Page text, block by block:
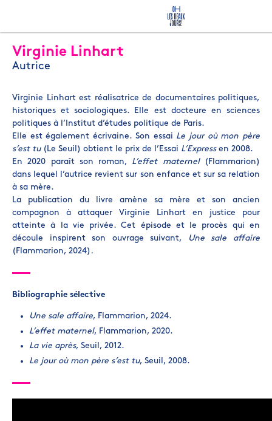
Virginie Linhart
Autrice
Virginie Linhart est réalisatrice de documentaires politiques,
historiques et sociologiques. Elle est docteure en sciences
politiques à l’Institut d’études politique de Paris.
Elle est également écrivaine. Son essai Le jour où mon père
s’est tu (Le Seuil) obtient le prix de l’Essai L’Expressen 2008.
En 2020 paraît son roman, L’effet maternel (Flammarion)
dans lequel l’autrice revient sur son enfance et sur sa relation
à sa mère.
La publication du livre amène sa mère et son ancien
compagnon à attaquer Virginie Linhart en justice pour
atteinte à la vie privée. Cet épisode et le procès qui en
découle inspirent son ouvrage suivant,
Une sale affaire
(Flammarion, 2024).
Bibliographie sélective
Une sale affaire, Flammarion, 2024.
L’effet maternel, Flammarion, 2020.
La vie après, Seuil, 2012.
Le jour où mon père s’est tu, Seuil, 2008.